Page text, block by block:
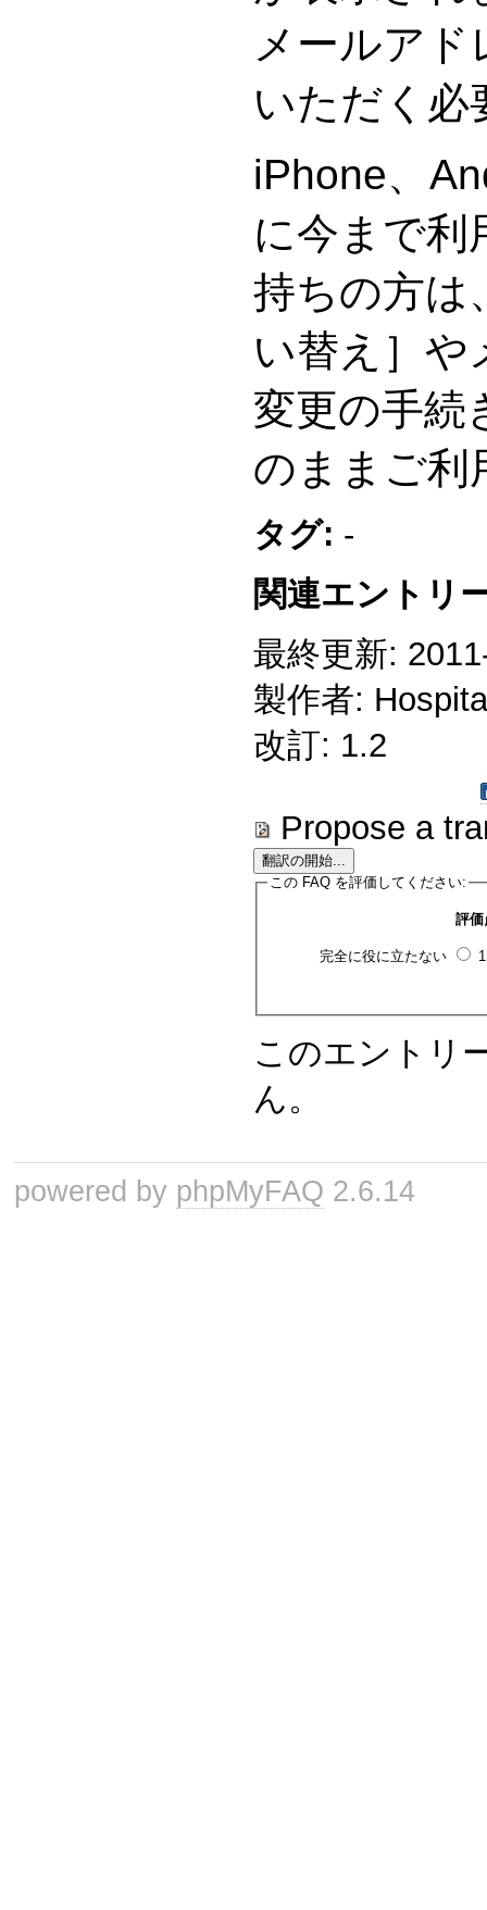
メールア
いただく必
iPhone、
に今まで利
持ちの方は
い替え］や
変更の手続
のままご利
タグ: -
関連エントリ
最終更新:
製作者:
改訂: 1.2
Propose a
この FAQ を評価してください:
評価
完全に役に立たない
このエントリ
ん。
powered by phpMyFAQ 2.6.14